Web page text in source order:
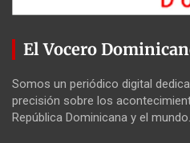
El Vocero
Somos un periódico digital
precisión sobre los
República Dominicana y el mundo.